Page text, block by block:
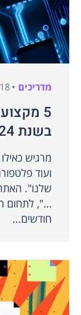
מדריכים 18 ביוני
5
בשנת 2024
מרגיש
ועוד
שלנו".
…", לתחום
חודשים...